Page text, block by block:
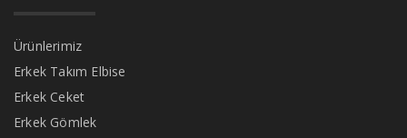
Ürünlerimiz
Erkek Takım Elbise
Erkek Ceket
Erkek Gömlek